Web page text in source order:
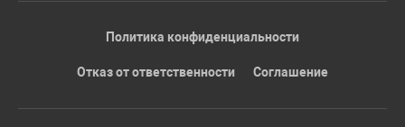
Политика конфиденциальности
Отказ от ответственности Соглашение